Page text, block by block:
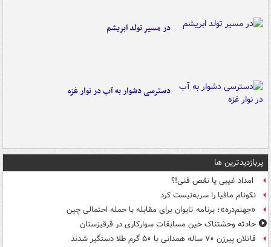
در مسیر تولد ابریشم
دسترسی دشوار به آب در نوار غزه
پربازدیدترین ها
امداد غیبی یا نقص فنی!؟
نکونام مافیا را سربه‌نیست کرد
«جهنم‌دره»؛ برنامه تایوان برای مقابله با حمله احتمالی چین
حادثه وحشتناک حین مسابقات سوارکاری در قرقیزستان
قاتلان پیرزن ۷۰ ساله همدانی با ۵۰ گرم طلا دستگیر شدند